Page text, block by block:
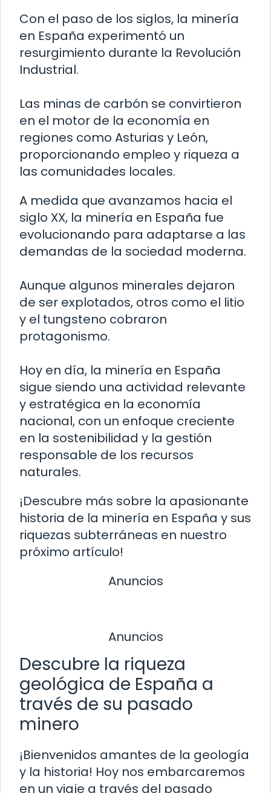
Con el paso de los siglos, la minería
en España experimentó un
resurgimiento durante la Revolución
Industrial.
Las minas de carbón se convirtieron
en el motor de la economía en
regiones como Asturias y León,
proporcionando empleo y riqueza a
las comunidades locales.
A medida que avanzamos hacia el
siglo XX, la minería en España fue
evolucionando para adaptarse a las
demandas de la sociedad moderna.
Aunque algunos minerales dejaron
de ser explotados, otros como el litio
y el tungsteno cobraron
protagonismo.
Hoy en día, la minería en España
sigue siendo una actividad relevante
y estratégica en la economía
nacional, con un enfoque creciente
en la sostenibilidad y la gestión
responsable de los recursos
naturales.
¡Descubre más sobre la apasionante
historia de la minería en España y sus
riquezas subterráneas en nuestro
próximo artículo!
Anuncios
Anuncios
Descubre la riqueza
geológica de España a
través de su pasado
minero
¡Bienvenidos amantes de la geología
y la historia! Hoy nos embarcaremos
en un viaje a través del pasado